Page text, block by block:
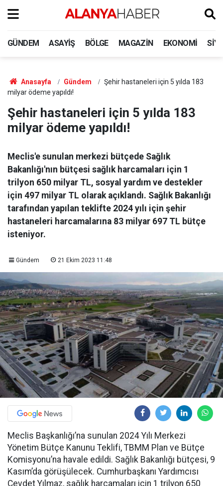
GÜNDEM ASAYIŞ BÖLGE MAGAZIN EKONOMI
Anasayfa Gündem
Şehir hastaneleri için 5 yılda 183
milyar ödeme yapıldı!
Şehir hastaneleri için 5 yılda 183
milyar ödeme yapıldı!
Meclis'e sunulan merkezi bütçede Sağlık
Bakanlığı'nın bütçesi sağlık harcamaları için 1
trilyon 650 milyar TL, sosyal yardım ve destekler
için 497 milyar TL olarak açıklandı. Sağlık Bakanlığı
tarafından yapılan teklifte 2024 yılı için şehir
hastaneleri harcamalarına 83 milyar 697 TL bütçe
isteniyor.
Gündem 21 Ekim 2023 11:48
Meclis Başkanlığı’na sunulan 2024 Yılı Merkezi
Yönetim Bütçe Kanunu Teklifi, TBMM Plan ve Bütçe
Komisyonu’na havale edildi. Sağlık Bakanlığı bütçesi, 9
Kasım’da görüşülecek. Cumhurbaşkanı Yardımcısı
Cevdet Yılmaz, sağlık harcamaları için 1 trilyon 650